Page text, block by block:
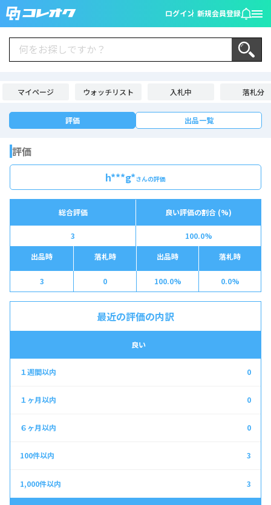
ログイン 新規会員登録
マイページ ウォッチリスト 入札中 落札分
評価 出品一覧
評価
h***g*さんの評価
総合評価 良い評価の割合 (%)
3
100.0%
出品時
落札時 出品時 落札時
3 0 100.0% 0.0%
最近の評価の内訳
良い
0
0
0
3
3